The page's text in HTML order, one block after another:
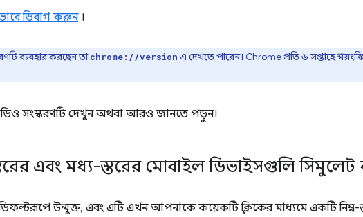
ডিবাগ করুন।
ব্যবহার করছেন তাchrome://version এ দেখতে পারেন। Chrome প্রতি ৬ সপ্তাহে
সংস্করণটি দেখুন অথবা আরও জানতে পড়ুন।
এবং মধ্য-স্তরের মোবাইল ডিভাইসগুলি
উন্মুক্ত, এবং এটি এখন আপনাকে কয়েকটি ক্লিকের মাধ্যমে একটি নিম্ন-